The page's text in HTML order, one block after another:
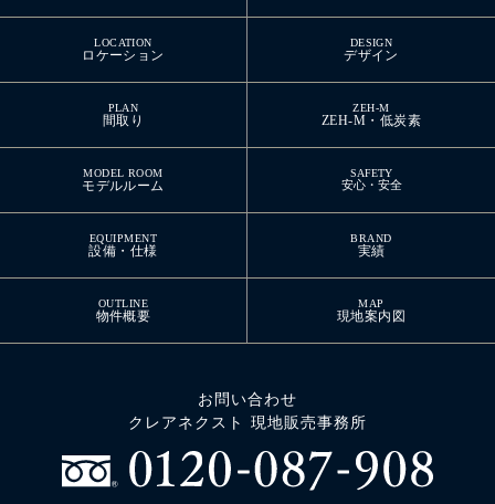
LOCATION
ロケーション
DESIGN
デザイン
PLAN
間取り
ZEH-M
ZEH-M・低炭素
MODEL ROOM
モデルルーム
SAFETY
安心・安全
EQUIPMENT
設備・仕様
BRAND
実績
OUTLINE
物件概要
MAP
現地案内図
お問い合わせ
クレアネクスト 現地販売事務所